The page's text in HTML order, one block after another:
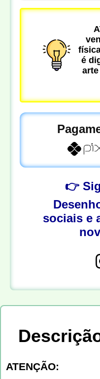
é
👉
sociais e
ATENÇÃO: